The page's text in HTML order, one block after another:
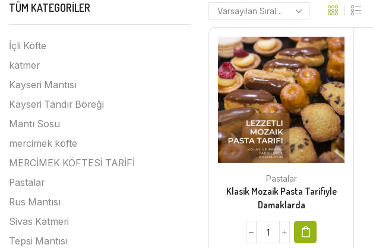
Pastalar
Klasik Mozaik Pasta Tarifiyle
Damaklarda
TÜM KATEGORILER
İçli Köfte
katmer
Kayseri Mantısı
Kayseri Tandır Böreği
Mantı Sosu
mercimek köfte
MERCİMEK KÖFTESİ TARİFİ
Pastalar
Rus Mantısı
Sivas Katmeri
Tepsi Mantısı